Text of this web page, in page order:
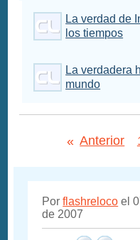
La verdad de
los tiempos
La verdadera
mundo
« Anterior
Porflashreloco el
de 2007